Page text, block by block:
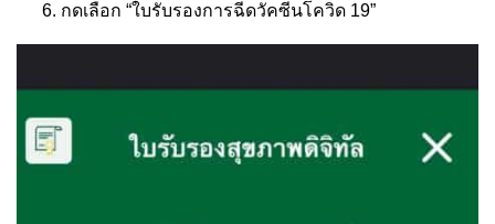
กดเลือก “ใบรับรองการฉีดวัคซีนโควิด 19”